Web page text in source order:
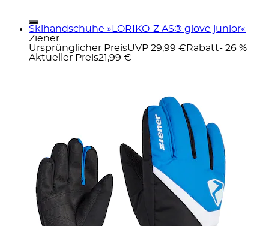
Skihandschuhe »LORIKO-Z AS® glove junior«
Ziener
Ursprünglicher PreisUVP 29,99 € Rabatt- 26 %
Aktueller Preis21,99 €